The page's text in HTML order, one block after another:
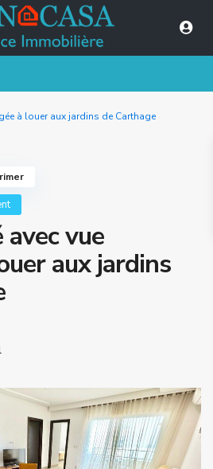
à louer aux jardins de Carthage
vue
aux jardins